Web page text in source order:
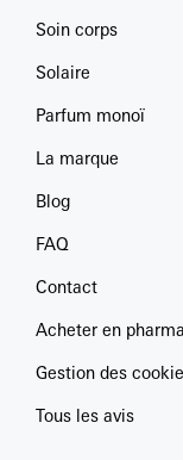
Soin corps
Solaire
Parfum monoï
La marque
Blog
FAQ
Contact
Acheter en
Gestion des
Tous les avis